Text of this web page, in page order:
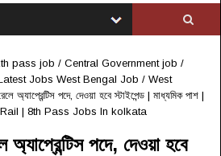
pass job / Central Government job /
Jobs West Bengal Job / West
অ্যাপ্রেন্টিস পদে, দেওয়া হবে স্টাইপেন্ড | মাধ্যমিক পাশ |
| 8th Pass Jobs In kolkata
পদে, দেওয়া হবে